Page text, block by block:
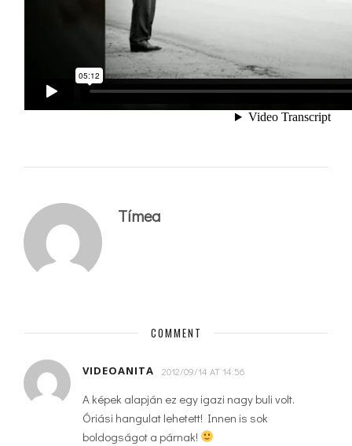
Tímea
COMMENT
VIDEOANITA 2012/09/14 AT 14:56
A képek alapján ez egy igazi nagy buli volt.
Óriási hangulat lehetett! Innen is sok
boldogságot a párnak!